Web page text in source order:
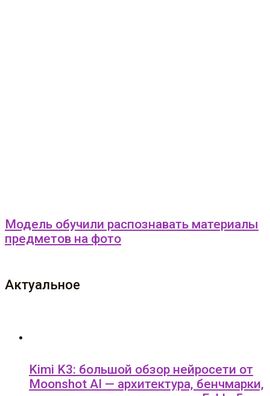
Модель обучили распознавать материалы
предметов на фото
Актуальное
Kimi K3: большой обзор нейросети от
Moonshot AI — архитектура, бенчмарки,